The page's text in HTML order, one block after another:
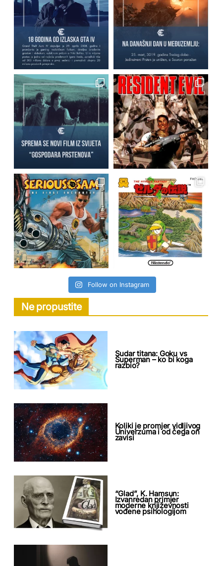
Follow on Instagram
Ne propustite
Sudar titana: Goku vs
Superman – ko bi koga
razbio?
Koliki je promjer vidljivog
Univerzuma i od čega on
zavisi
“Glad”, K. Hamsun:
Izvanredan primjer
moderne književnosti
vođene psihologijom